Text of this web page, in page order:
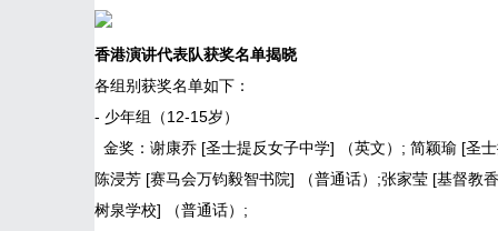
香港演讲代表队获奖名单揭晓
各组别获奖名单如下：
- 少年组（12-15岁）
金奖：谢康乔 [圣士提反女子中学] （英文）; 简颖瑜 [圣
陈浸芳 [赛马会万钧毅智书院] （普通话）;张家莹 [基督教
树泉学校] （普通话）;